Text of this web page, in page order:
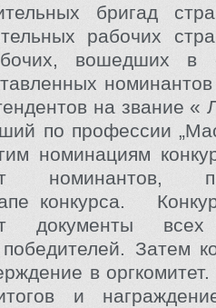
бригад
рабочих
вошедших в
на звание «
по профессии
номинациям
номинантов,
конкурса.
документы всех
Затем
в
и